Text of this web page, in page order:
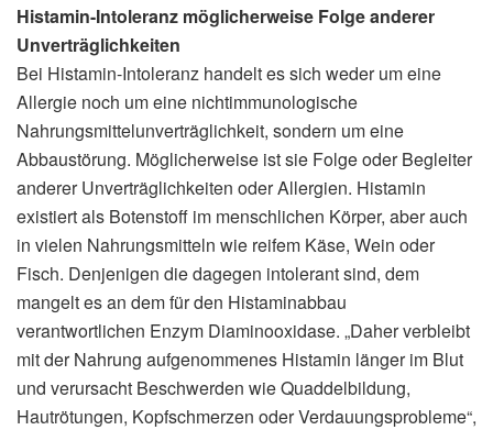
Histamin-Intoleranz möglicherweise Folge anderer
Unverträglichkeiten
Bei Histamin-Intoleranz handelt es sich weder um eine
Allergie noch um eine nichtimmunologische
Nahrungsmittelunverträglichkeit, sondern um eine
Abbaustörung. Möglicherweise ist sie Folge oder Begleiter
anderer Unverträglichkeiten oder Allergien. Histamin
existiert als Botenstoff im menschlichen Körper, aber auch
in vielen Nahrungsmitteln wie reifem Käse, Wein oder
Fisch. Denjenigen die dagegen intolerant sind, dem
mangelt es an dem für den Histaminabbau
verantwortlichen Enzym Diaminooxidase. „Daher verbleibt
mit der Nahrung aufgenommenes Histamin länger im Blut
und verursacht Beschwerden wie Quaddelbildung,
Hautrötungen, Kopfschmerzen oder Verdauungsprobleme“,